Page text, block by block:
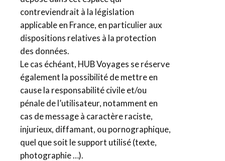
contreviendrait à la législation
applicable en France, en particulier aux
dispositions relatives à la protection
des données.
Le cas échéant, HUB Voyages se réserve
également la possibilité de mettre en
cause la responsabilité civile et/ou
pénale de l’utilisateur, notamment en
cas de message à caractère raciste,
injurieux, diffamant, ou pornographique,
quel que soit le support utilisé (texte,
photographie …).